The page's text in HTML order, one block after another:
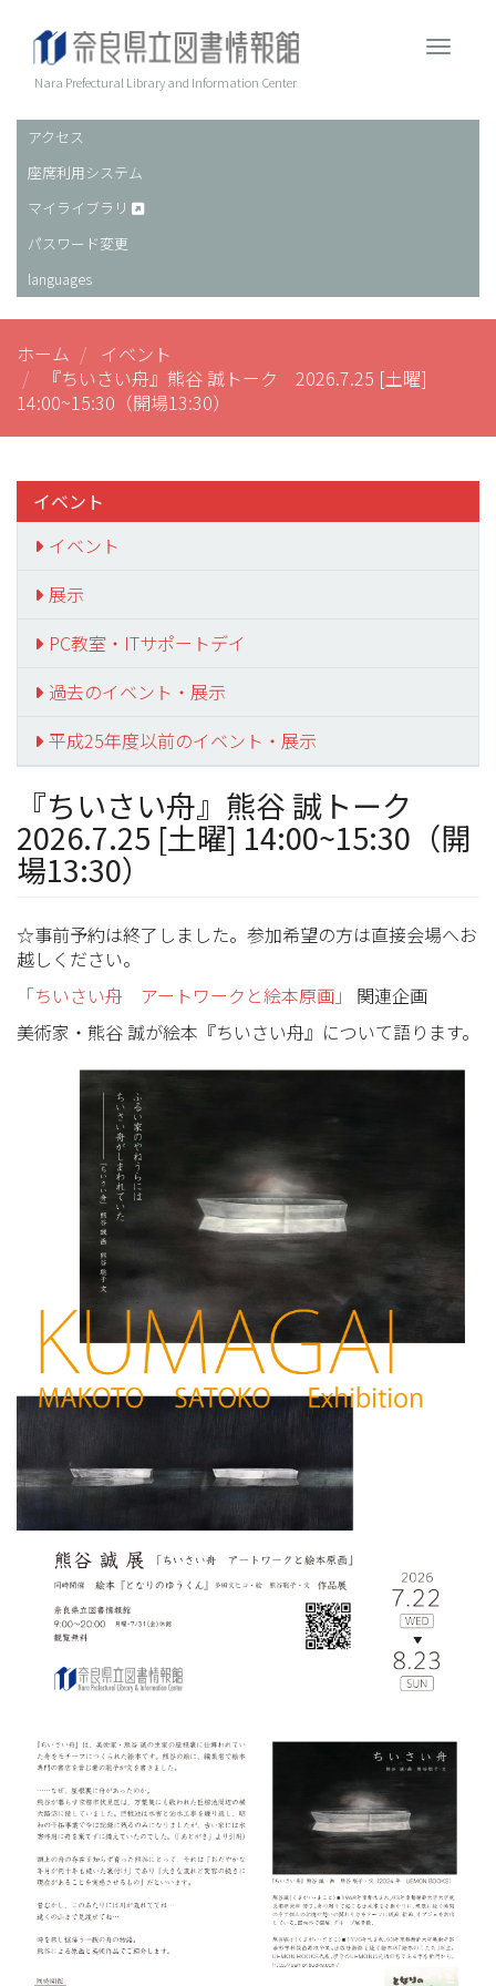
Nara Prefectural Library and Information Center
ヘ
ッ
ダ
ー
アクセス
座席利用システム
マイライブラリ
パスワード変更
languages
ホーム
イベント
『ちいさい舟』熊谷 誠トーク 2026.7.25 [土曜]
14:00~15:30（開場13:30）
イベント
イベント
展示
PC教室・ITサポートデイ
過去のイベント・展示
平成25年度以前のイベント・展示
『ちいさい舟』熊谷 誠トーク
2026.7.25 [土曜] 14:00~15:30（開
場13:30）
☆事前予約は終了しました。参加希望の方は直接会場へお
越しください。
「ちいさい舟 アートワークと絵本原画」
関連企画
美術家・熊谷 誠が絵本『ちいさい舟』について語ります。